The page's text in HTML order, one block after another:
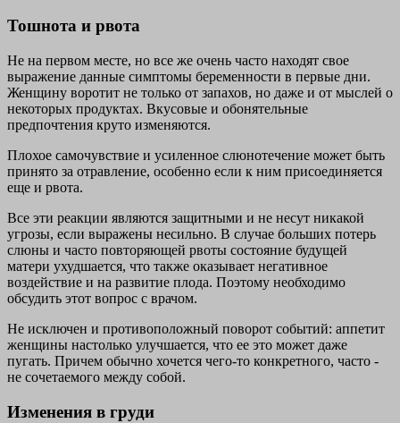
Тошнота и рвота
Не на первом месте, но все же очень часто находят свое
выражение данные симптомы беременности в первые дни.
Женщину воротит не только от запахов, но даже и от мыслей о
некоторых продуктах. Вкусовые и обонятельные
предпочтения круто изменяются.
Плохое самочувствие и усиленное слюнотечение может быть
принято за отравление, особенно если к ним присоединяется
еще и рвота.
Все эти реакции являются защитными и не несут никакой
угрозы, если выражены несильно. В случае больших потерь
слюны и часто повторяющей рвоты состояние будущей
матери ухудшается, что также оказывает негативное
воздействие и на развитие плода. Поэтому необходимо
обсудить этот вопрос с врачом.
Не исключен и противоположный поворот событий: аппетит
женщины настолько улучшается, что ее это может даже
пугать. Причем обычно хочется чего-то конкретного, часто -
не сочетаемого между собой.
Изменения в груди